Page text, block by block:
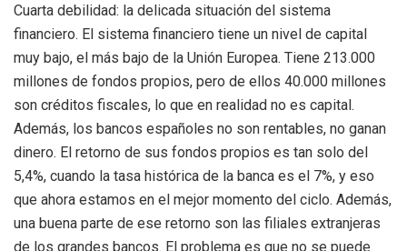
Cuarta debilidad: la delicada situación del sistema
financiero. El sistema financiero tiene un nivel de capital
muy bajo, el más bajo de la Unión Europea. Tiene 213.000
millones de fondos propios, pero de ellos 40.000 millones
son créditos fiscales, lo que en realidad no es capital.
Además, los bancos españoles no son rentables, no ganan
dinero. El retorno de sus fondos propios es tan solo del
5,4%, cuando la tasa histórica de la banca es el 7%, y eso
que ahora estamos en el mejor momento del ciclo. Además,
una buena parte de ese retorno son las filiales extranjeras
de los grandes bancos. El problema es que no se puede